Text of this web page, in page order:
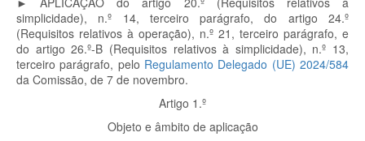
simplicidade), n.º 14, terceiro parágrafo, do artigo 24.º
(Requisitos relativos à operação), n.º 21, terceiro parágrafo, e
do artigo 26.º-B (Requisitos relativos à simplicidade), n.º 13,
terceiro parágrafo, pelo Regulamento Delegado (UE) 2024/584
da Comissão, de 7 de novembro.
Artigo 1.º
Objeto e âmbito de aplicação